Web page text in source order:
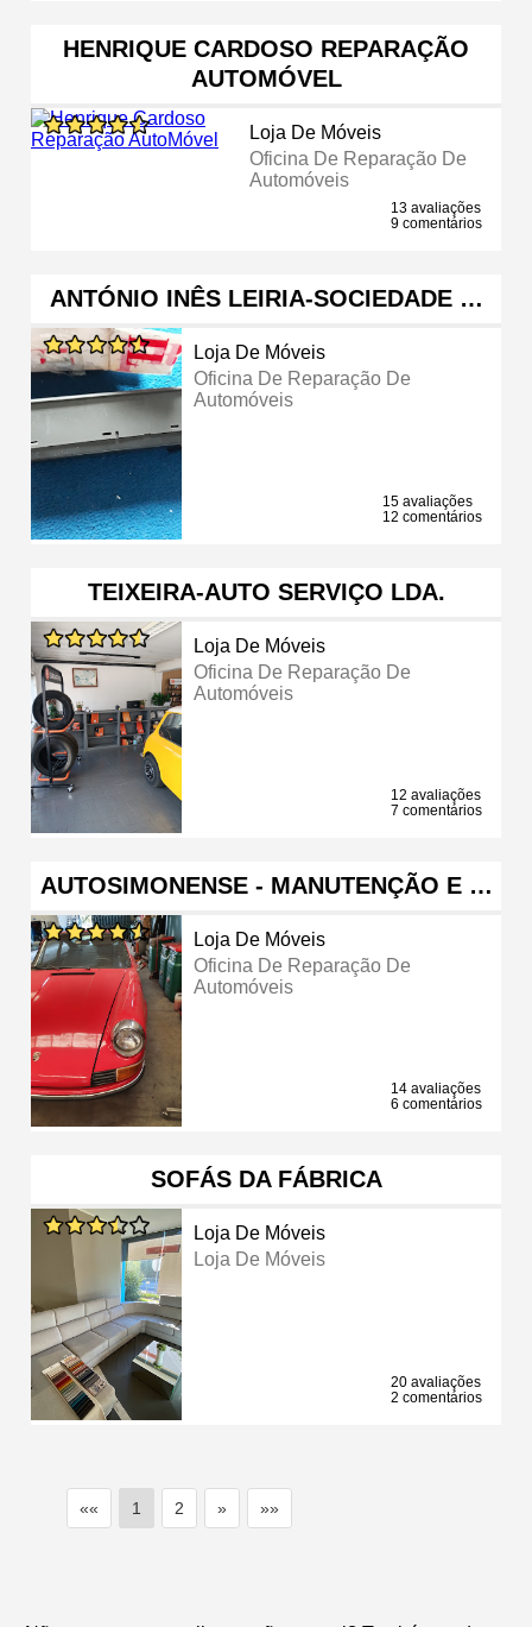
HENRIQUE CARDOSO REPARAÇÃO
AUTOMÓVEL
Loja De Móveis
Oficina De Reparação De
Automóveis
13 avaliações
9 comentários
ANTÓNIO INÊS LEIRIA-SOCIEDADE …
Loja De Móveis
Oficina De Reparação De
Automóveis
15 avaliações
12 comentários
TEIXEIRA-AUTO SERVIÇO LDA.
Loja De Móveis
Oficina De Reparação De
Automóveis
12 avaliações
7 comentários
AUTOSIMONENSE - MANUTENÇÃO E …
Loja De Móveis
Oficina De Reparação De
Automóveis
14 avaliações
6 comentários
SOFÁS DA FÁBRICA
Loja De Móveis
Loja De Móveis
20 avaliações
2 comentários
«« 1 2 » »»